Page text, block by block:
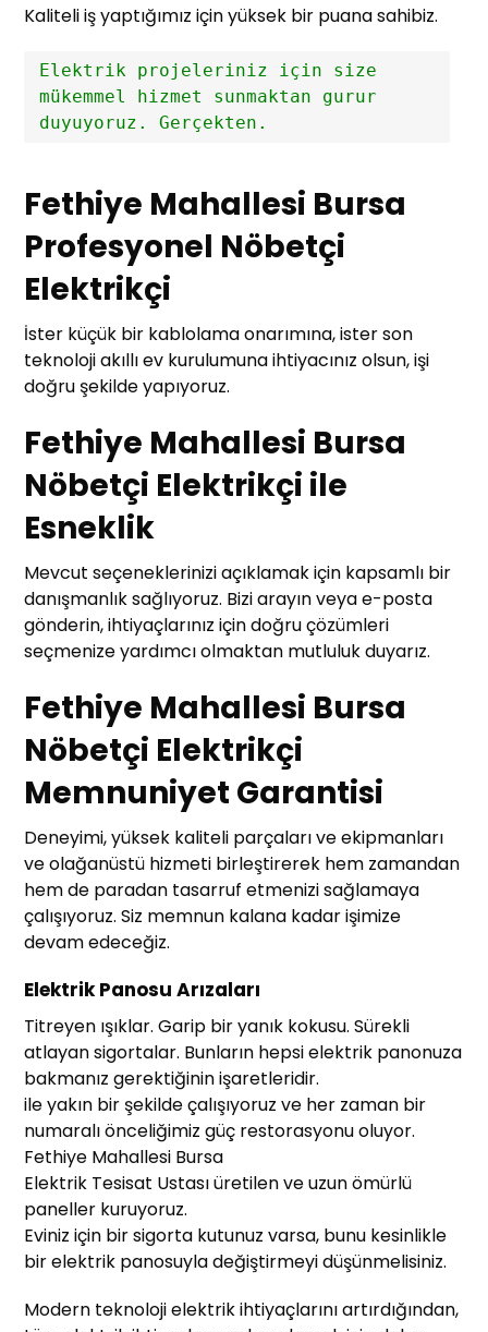
Kaliteli iş yaptığımız için yüksek bir puana sahibiz.
Elektrik projeleriniz için size
mükemmel hizmet sunmaktan gurur
duyuyoruz. Gerçekten.
Fethiye Mahallesi Bursa
Profesyonel Nöbetçi
Elektrikçi
İster küçük bir kablolama onarımına, ister son
teknoloji akıllı ev kurulumuna ihtiyacınız olsun, işi
doğru şekilde yapıyoruz.
Fethiye Mahallesi Bursa
Nöbetçi Elektrikçi ile
Esneklik
Mevcut seçeneklerinizi açıklamak için kapsamlı bir
danışmanlık sağlıyoruz. Bizi arayın veya e-posta
gönderin, ihtiyaçlarınız için doğru çözümleri
seçmenize yardımcı olmaktan mutluluk duyarız.
Fethiye Mahallesi Bursa
Nöbetçi Elektrikçi
Memnuniyet Garantisi
Deneyimi, yüksek kaliteli parçaları ve ekipmanları
ve olağanüstü hizmeti birleştirerek hem zamandan
hem de paradan tasarruf etmenizi sağlamaya
çalışıyoruz. Siz memnun kalana kadar işimize
devam edeceğiz.
Elektrik Panosu Arızaları
Titreyen ışıklar. Garip bir yanık kokusu. Sürekli
atlayan sigortalar. Bunların hepsi elektrik panonuza
bakmanız gerektiğinin işaretleridir.
ile yakın bir şekilde çalışıyoruz ve her zaman bir
numaralı önceliğimiz güç restorasyonu oluyor.
Fethiye Mahallesi Bursa
Elektrik Tesisat Ustası üretilen ve uzun ömürlü
paneller kuruyoruz.
Eviniz için bir sigorta kutunuz varsa, bunu kesinlikle
bir elektrik panosuyla değiştirmeyi düşünmelisiniz.
Modern teknoloji elektrik ihtiyaçlarını artırdığından,